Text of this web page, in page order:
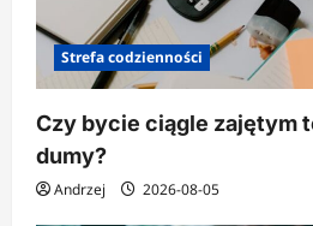
Strefa codzienności
Czy bycie ciągle zajętym
dumy?
Andrzej 2026-08-05